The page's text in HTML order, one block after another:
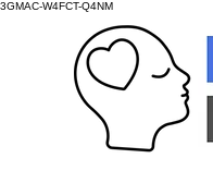
3GMAC-W4FCT-Q4NM